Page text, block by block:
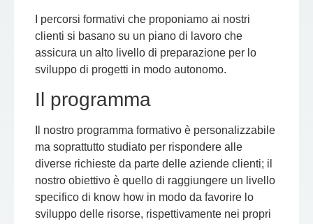
I percorsi formativi che proponiamo ai nostri
clienti si basano su un piano di lavoro che
assicura un alto livello di preparazione per lo
sviluppo di progetti in modo autonomo.
Il programma
Il nostro programma formativo è personalizzabile
ma soprattutto studiato per rispondere alle
diverse richieste da parte delle aziende clienti; il
nostro obiettivo è quello di raggiungere un livello
specifico di know how in modo da favorire lo
sviluppo delle risorse, rispettivamente nei propri